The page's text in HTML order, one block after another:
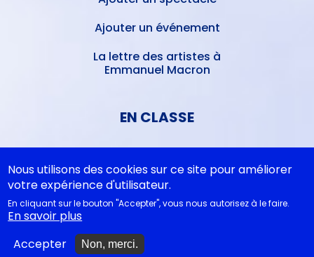
Ajouter un événement
La lettre des artistes à
Emmanuel Macron
EN CLASSE
Documentations
pédagogiques
Collègiens
Cycle 4 - Propositions
d’œuvres littéraires
Nous utilisons des cookies sur ce site pour améliorer
votre expérience d'utilisateur.
En cliquant sur le bouton "Accepter", vous nous autorisez à le faire.
En savoir plus
Accepter
Non, merci.